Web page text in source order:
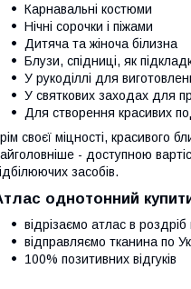
Карнавальні костюми
Нічні сорочки і піжами
Дитяча та жіноча білизна
Блузи, спідниці, як
У рукоділлі для
У святкових заходах для
Для створення красивих
своєї міцності, красивого
- доступною
засобів.
однотонний купити
відрізаємо атлас в
відправляємо тканина по
100% позитивних відгуків